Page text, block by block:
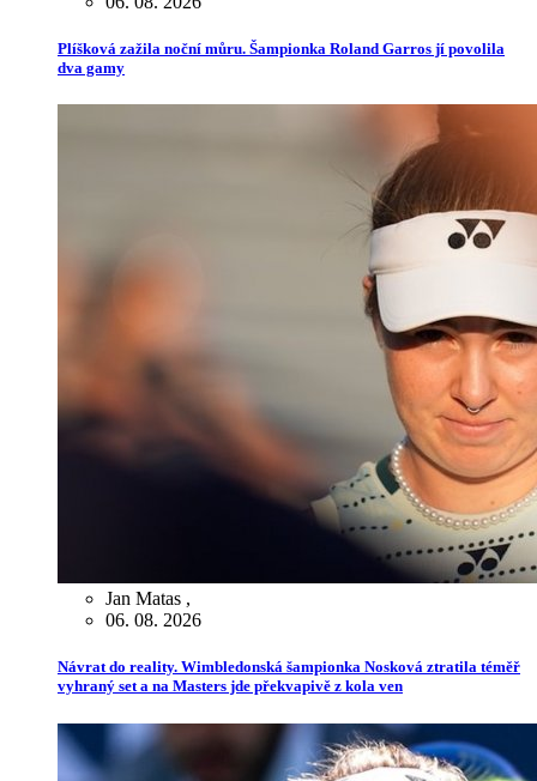
Plíšková zažila noční můru. Šampionka Roland Garros jí povolila
dva gamy
Jan Matas ,
06. 08. 2026
Návrat do reality. Wimbledonská šampionka Nosková ztratila téměř
vyhraný set a na Masters jde překvapivě z kola ven